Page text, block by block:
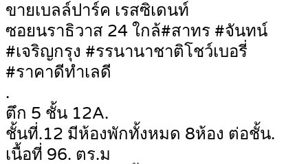
ขายเบลล์ปาร์ค เรสซิเดนท์
ซอยนราธิวาส 24 ใกล้#สาทร #จันทน์
#เจริญกรุง #รรนานาชาติโชว์เบอรี่
#ราคาดีทำเลดี
.
ตึก 5 ชั้น 12A.
ชั้นที่.12 มีห้องพักทั้งหมด 8ห้อง ต่อชั้น.
เนื้อที่ 96. ตร.ม